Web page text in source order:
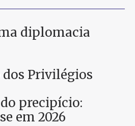
diplomacia
dos Privilégios
precipício:
em 2026